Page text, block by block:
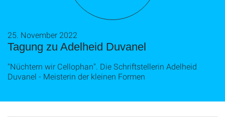
Tagung zu Adelheid Duvanel
25. November 2022
"Nüchtern wir Cellophan". Die Schriftstellerin Adelheid
Duvanel - Meisterin der kleinen Formen